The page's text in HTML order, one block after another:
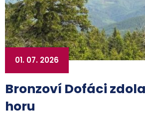
Bronzoví Dofáci
horu
01. 07. 2026